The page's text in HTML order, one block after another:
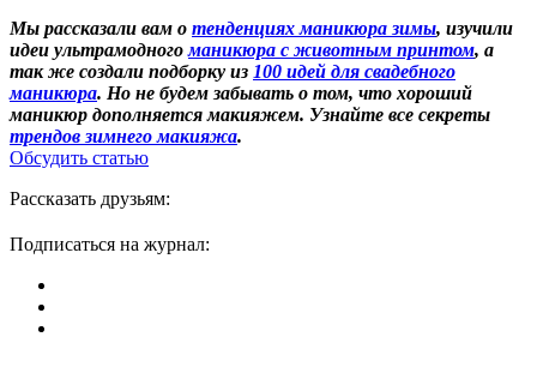
Мы рассказали вам о тенденциях маникюра зимы, изучили
идеи ультрамодногоманикюра с животным принтом, а
так же создали подборку из 100 идей для свадебного
маникюра. Но не будем забывать о том, что хороший
маникюр дополняется макияжем. Узнайте все секреты
трендов зимнего макияжа.
Обсудить статью
Рассказать друзьям:
Подписаться на журнал: